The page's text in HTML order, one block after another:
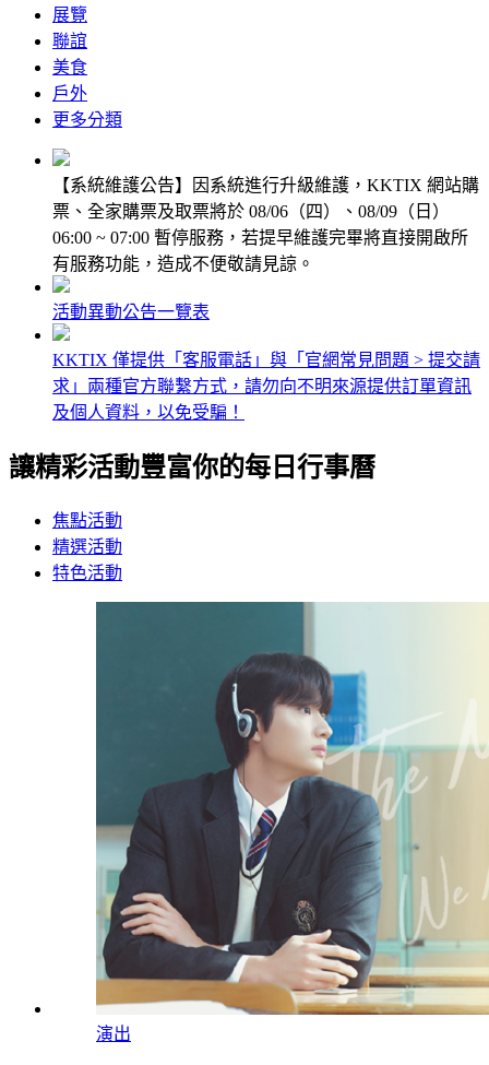
展覽
聯誼
美食
戶外
更多分類
【系統維護公告】因系統進行升級維護，KKTIX 網站購
票、全家購票及取票將於 08/06（四）、08/09（日）
06:00 ~ 07:00 暫停服務，若提早維護完畢將直接開啟所
有服務功能，造成不便敬請見諒。
活動異動公告一覽表
KKTIX 僅提供「客服電話」與「官網常見問題 > 提交請
求」兩種官方聯繫方式，請勿向不明來源提供訂單資訊
及個人資料，以免受騙！
讓精彩活動豐富你的每日行事曆
焦點活動
精選活動
特色活動
演出